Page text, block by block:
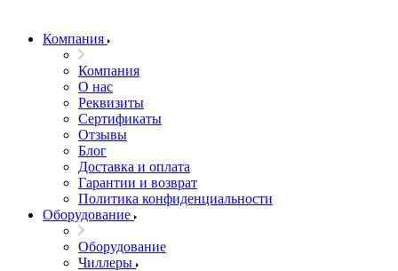
Компания
Компания
О нас
Реквизиты
Сертификаты
Отзывы
Блог
Доставка и оплата
Гарантии и возврат
Политика конфиденциальности
Оборудование
Оборудование
Чиллеры